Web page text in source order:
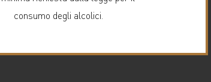
consumo degli alcolici.